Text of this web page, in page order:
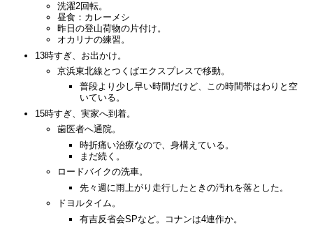
洗濯2回転。
昼食：カレーメシ
昨日の登山荷物の片付け。
オカリナの練習。
13時すぎ、お出かけ。
京浜東北線とつくばエクスプレスで移動。
普段より少し早い時間だけど、この時間帯はわりと空
いている。
15時すぎ、実家へ到着。
歯医者へ通院。
時折痛い治療なので、身構えている。
まだ続く。
ロードバイクの洗車。
先々週に雨上がり走行したときの汚れを落とした。
ドヨルタイム。
有吉反省会SPなど。コナンは4連作か。